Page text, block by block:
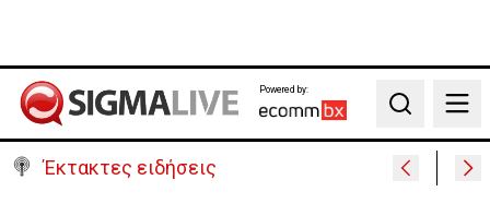
Powered by:
Search
Έκτακτες ειδήσεις